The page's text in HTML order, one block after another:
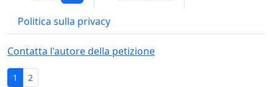
Politica sulla privacy
Contatta l'autore della petizione
1 2